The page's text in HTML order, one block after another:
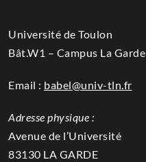
Université de Toulon
Bât.W1 – Campus La Garde
Email : babel@univ-tln.fr
Adresse physique :
Avenue de l’Université
83130 LA GARDE